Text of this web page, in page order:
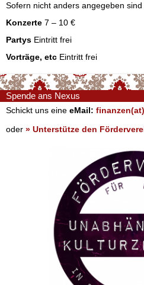
Sofern nicht anders angegeben
Konzerte 7 – 10 €
Partys Eintritt frei
Vorträge, etc Eintritt frei
Spende ans Nexus
Schickt uns eine eMail:
oder » Unterstütze den